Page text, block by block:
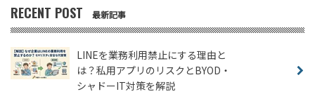
RECENT POST 最新記事
LINEを業務利用禁止にする理由と
は？私用アプリのリスクとBYOD・
シャドーIT対策を解説